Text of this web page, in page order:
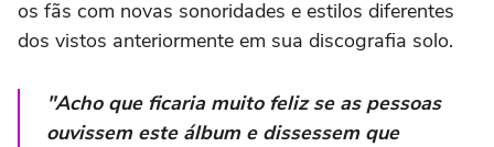
os fãs com novas sonoridades e estilos diferentes
dos vistos anteriormente em sua discografia solo.
"Acho que ficaria muito feliz se as pessoas
ouvissem este álbum e dissessem que